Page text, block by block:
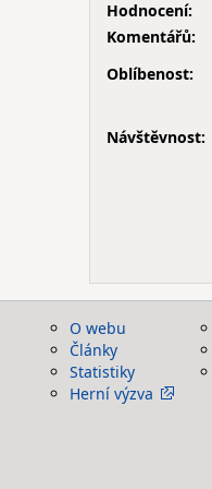
Hodnocení:
Komentářů:
Oblíbenost:
Návštěvnost:
O webu
Články
Statistiky
Herní výzva